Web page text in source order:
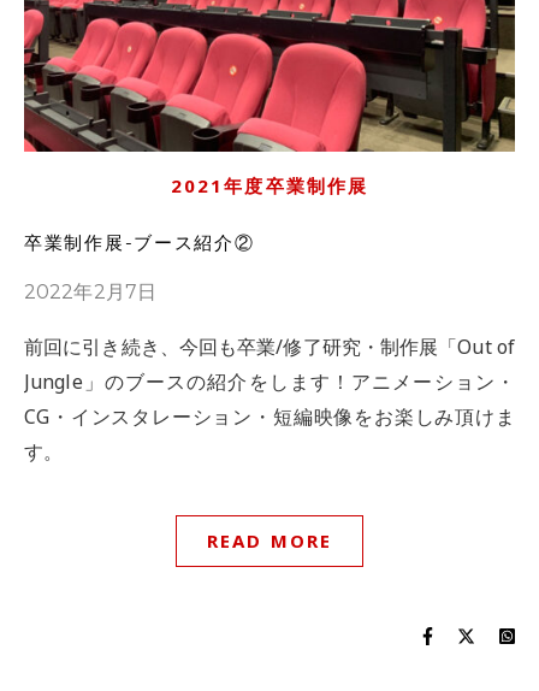
2021年度卒業制作展
卒業制作展-ブース紹介②
2022年2月7日
前回に引き続き、今回も卒業/修了研究・制作展「Out of
Jungle」のブースの紹介をします！アニメーション・
CG・インスタレーション・短編映像をお楽しみ頂けま
す。
READ MORE